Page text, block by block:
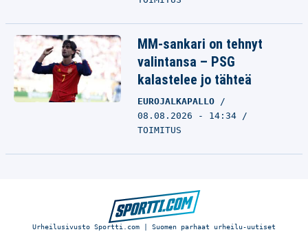
MM-sankari on tehnyt
valintansa – PSG
kalastelee jo tähteä
EUROJALKAPALLO
08.08.2026 - 14:34
TOIMITUS
Urheilusivusto Sportti.com | Suomen parhaat urheilu-uutiset